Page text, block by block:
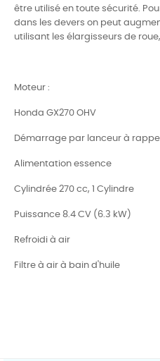
être utilisé en toute sécurité.
dans les devers on peut
utilisant les élargisseurs de
Moteur :
Honda GX270 OHV
Démarrage par lanceur à
Alimentation essence
Cylindrée 270 cc, 1 Cylindre
Puissance 8.4 CV (6.3 kW)
Refroidi à air
Filtre à air à bain d'huile